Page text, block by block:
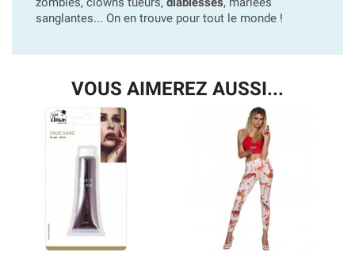
sanglantes... On en trouve pour tout le monde !
VOUS AIMEREZ AUSSI...